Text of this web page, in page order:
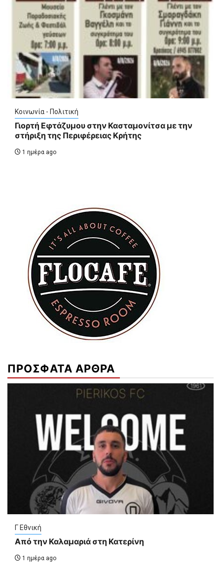
Κοινωνία - Πολιτική
Γιορτή Εφτάζυμου στην Κασταμονίτσα με την
στήριξη της Περιφέρειας Κρήτης
1 ημέρα ago
ΠΡΟΣΦΑΤΑ ΑΡΘΡΑ
Γ Εθνική
Από την Καλαμαριά στη Κατερίνη
1 ημέρα ago